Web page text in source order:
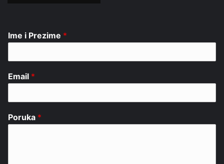
Ime i Prezime *
Email *
Poruka *